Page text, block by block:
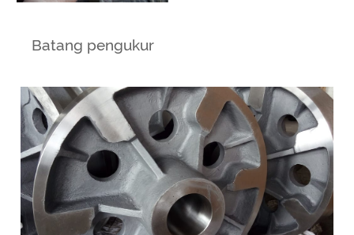
Batang pengukur